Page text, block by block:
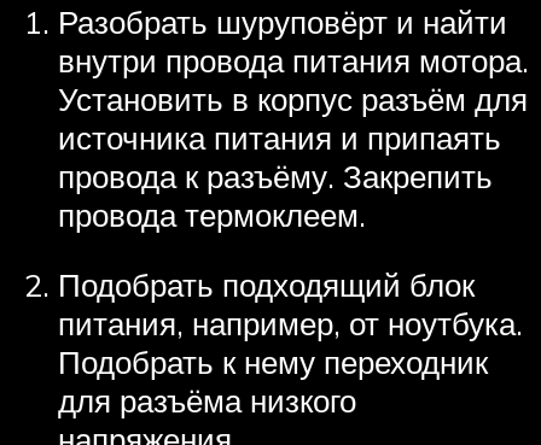
Разобрать шуруповёрт и найти
внутри провода питания мотора.
Установить в корпус разъём для
источника питания и припаять
провода к разъёму. Закрепить
провода термоклеем.
Подобрать подходящий блок
питания, например, от ноутбука.
Подобрать к нему переходник
для разъёма низкого